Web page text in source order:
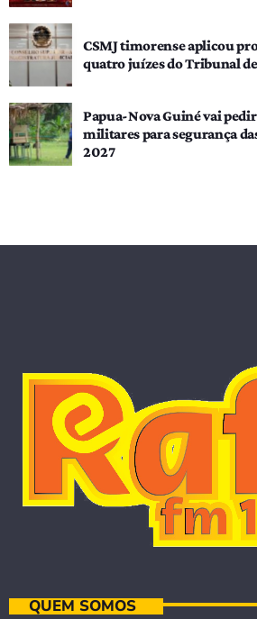
CSMJ timorense aplicou
quatro juízes do Tribunal
Papua-Nova Guiné vai
militares para segurança
2027
QUEM SOMOS